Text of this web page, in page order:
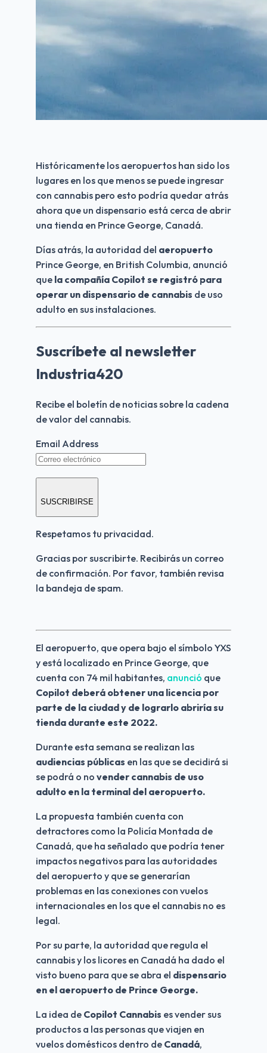
Históricamente los aeropuertos han sido los
lugares en los que menos se puede ingresar
con cannabis pero esto podría quedar atrás
ahora que un dispensario está cerca de abrir
una tienda en Prince George, Canadá.
Días atrás, la autoridad del aeropuerto
Prince George, en British Columbia, anunció
que la compañía Copilot se registró para
operar un dispensario de cannabis de uso
adulto en sus instalaciones.
Suscríbete al newsletter
Industria420
Recibe el boletín de noticias sobre la cadena
de valor del cannabis.
Email Address
SUSCRIBIRSE
Respetamos tu privacidad.
Gracias por suscribirte. Recibirás un correo
de confirmación. Por favor, también revisa
la bandeja de spam.
El aeropuerto, que opera bajo el símbolo YXS
y está localizado en Prince George, que
cuenta con 74 mil habitantes, anunció que
Copilot deberá obtener una licencia por
parte de la ciudad y de lograrlo abriría su
tienda durante este 2022.
audiencias públicas en las que se decidirá si
se podrá o no vender cannabis de uso
adulto en la terminal del aeropuerto.
La propuesta también cuenta con
detractores como la Policía Montada de
Canadá, que ha señalado que podría tener
impactos negativos para las autoridades
del aeropuerto y que se generarían
problemas en las conexiones con vuelos
internacionales en los que el cannabis no es
legal.
Por su parte, la autoridad que regula el
cannabis y los licores en Canadá ha dado el
visto bueno para que se abra el dispensario
en el aeropuerto de Prince George.
La idea de Copilot Cannabis es vender sus
productos a las personas que viajen en
vuelos domésticos dentro de Canadá,